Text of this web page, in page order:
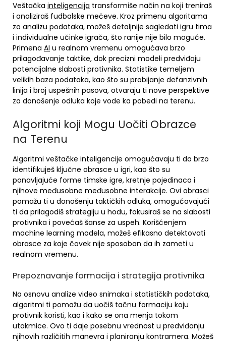
Veštačka inteligencija transformiše način na koji treniraš
i analiziraš fudbalske mečeve. Kroz primenu algoritama
za analizu podataka, možeš detaljnije sagledati igru tima
i individualne učinke igrača, što ranije nije bilo moguće.
Primena AI u realnom vremenu omogućava brzo
prilagođavanje taktike, dok precizni modeli predviđaju
potencijalne slabosti protivnika. Statistike temeljem
velikih baza podataka, kao što su probijanje defanzivnih
linija i broj uspešnih pasova, otvaraju ti nove perspektive
za donošenje odluka koje vode ka pobedi na terenu.
Algoritmi koji Mogu Uočiti Obrazce
na Terenu
Algoritmi veštačke inteligencije omogućavaju ti da brzo
identifikuješ ključne obrasce u igri, kao što su
ponavljajuće forme timske igre, kretnje pojedinaca i
njihove međusobne međusobne interakcije. Ovi obrasci
pomažu ti u donošenju taktičkih odluka, omogućavajući
ti da prilagodiš strategiju u hodu, fokusiraš se na slabosti
protivnika i povećaš šanse za uspeh. Korišćenjem
machine learning modela, možeš efikasno detektovati
obrasce za koje čovek nije sposoban da ih zameti u
realnom vremenu.
Prepoznavanje formacija i strategija protivnika
Na osnovu analize video snimaka i statističkih podataka,
algoritmi ti pomažu da uočiš tačnu formaciju koju
protivnik koristi, kao i kako se ona menja tokom
utakmice. Ovo ti daje posebnu vrednost u predviđanju
njihovih različitih manevra i planiranju kontramera. Možeš